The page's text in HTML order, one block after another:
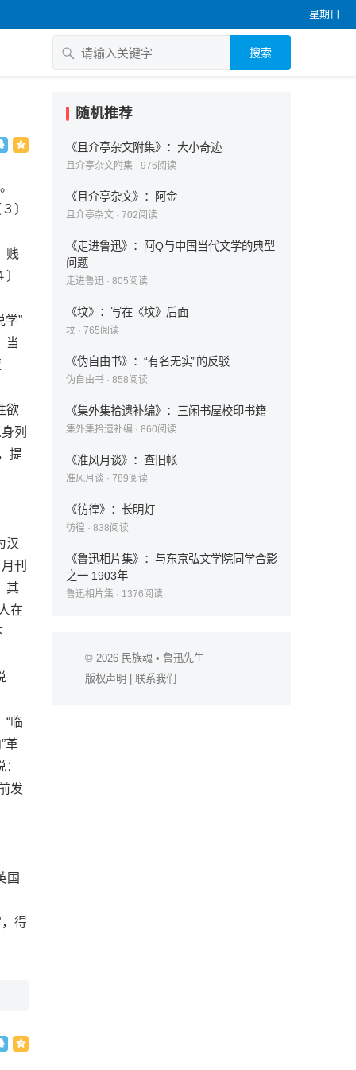
星期日
搜索
〕
贱
”
当
欲
列
提
汉
刊
其
在
“临
革
发
国
得
随机推荐
《且介亭杂文附集》：大小奇迹
且介亭杂文附集 · 976阅读
《且介亭杂文》：阿金
且介亭杂文 · 702阅读
《走进鲁迅》：阿Q与中国当代文学的典型
问题
走进鲁迅 · 805阅读
《坟》：写在《坟》后面
坟 · 765阅读
《伪自由书》：“有名无实”的反驳
伪自由书 · 858阅读
《集外集拾遗补编》：三闲书屋校印书籍
集外集拾遗补编 · 860阅读
《准风月谈》：查旧帐
准风月谈 · 789阅读
《彷徨》：长明灯
彷徨 · 838阅读
《鲁迅相片集》：与东京弘文学院同学合影
之一 1903年
鲁迅相片集 · 1376阅读
© 2026 民族魂 • 鲁迅先生
版权声明
联系我们